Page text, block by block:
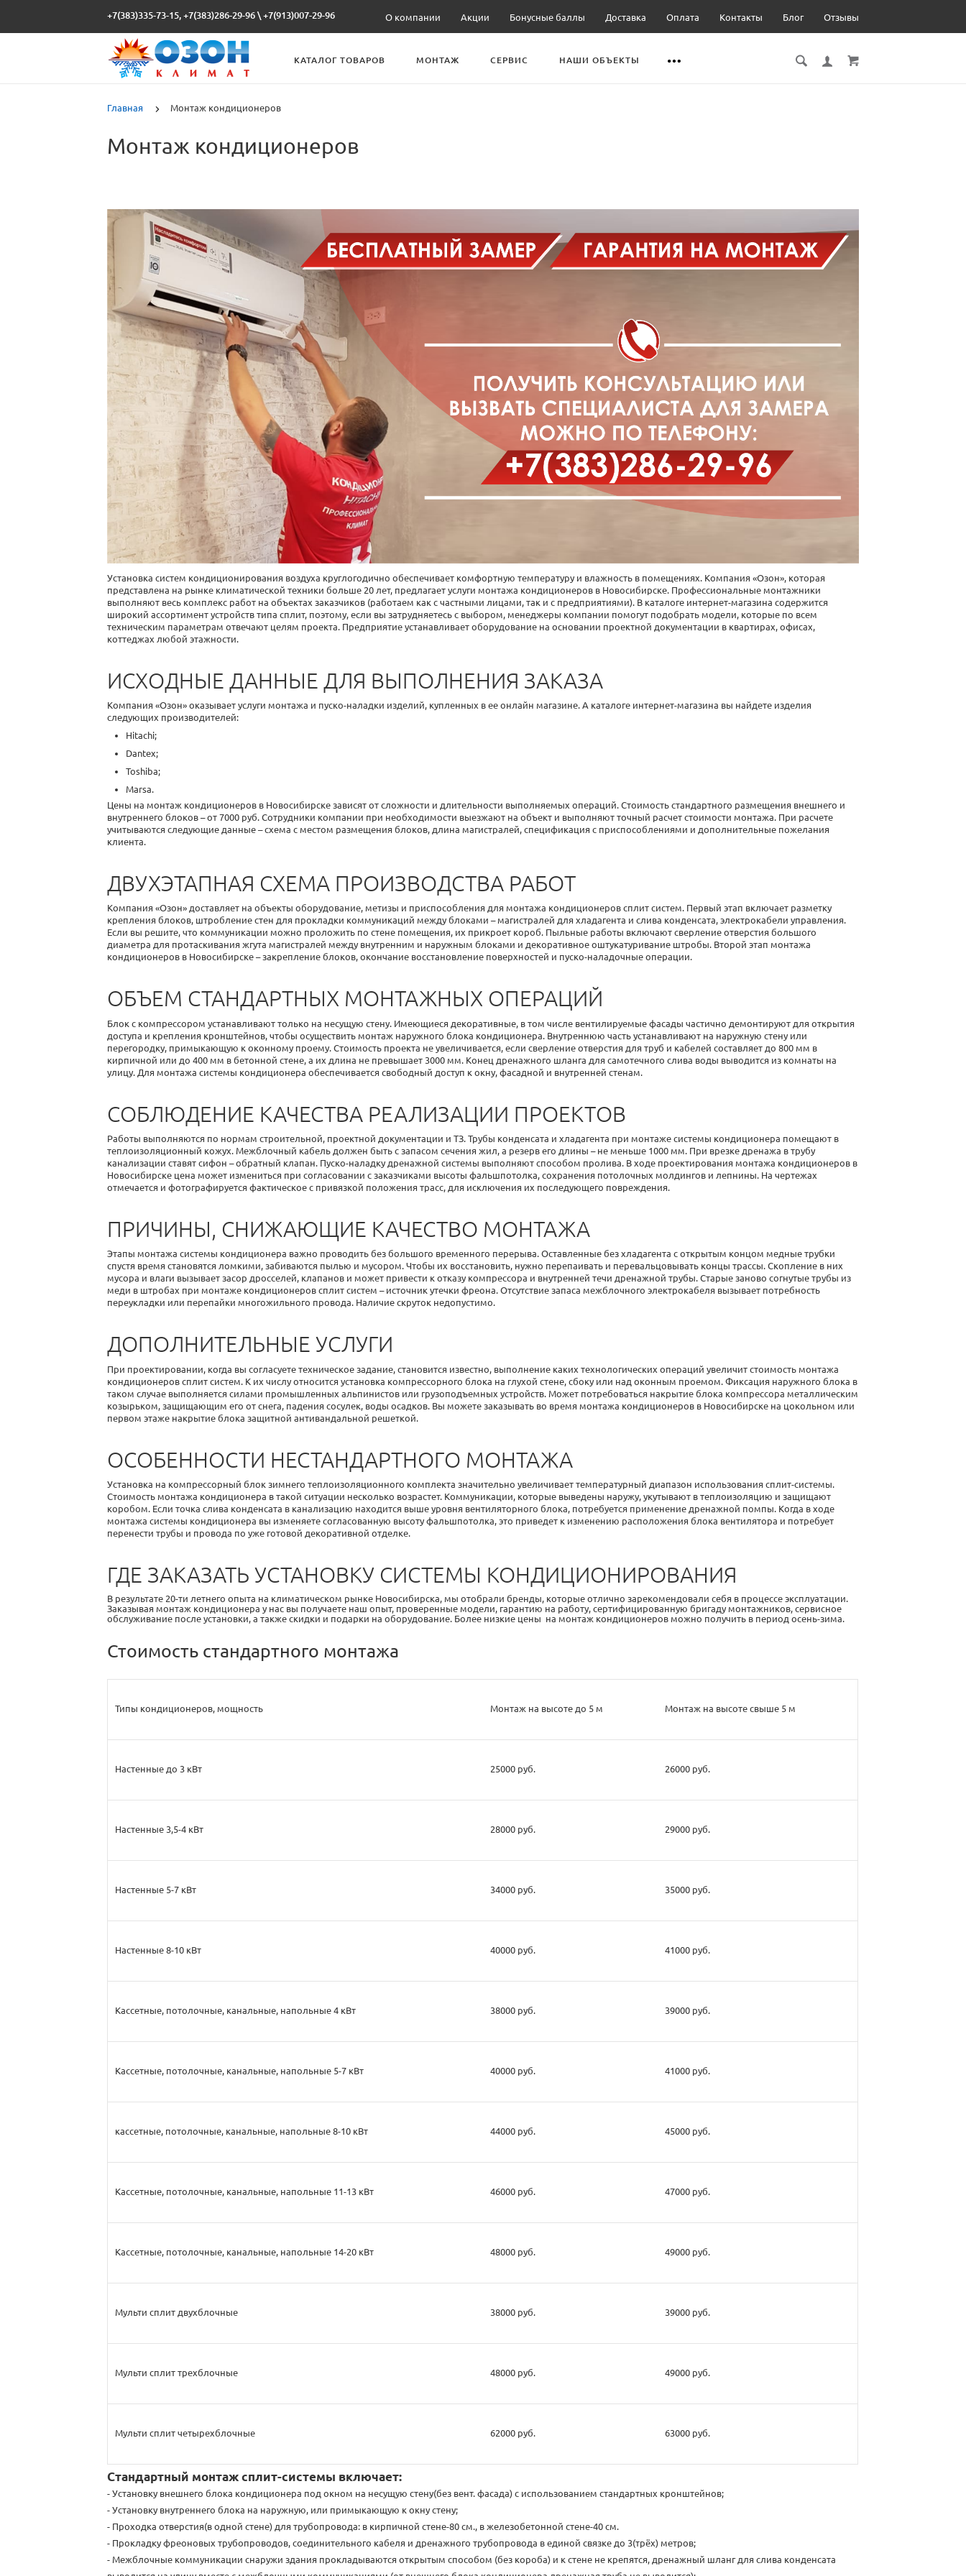
+7(383)335-73-15, +7(383)286-29-96 \+7(913)007-29-96 О компании Акции Бонусные баллы Доставка Оплата Контакты Блог Отзывы
КАТАЛОГ ТОВАРОВ МОНТАЖ СЕРВИС НАШИ ОБЪЕКТЫ
Главная Монтаж кондиционеров
Монтаж кондиционеров
Установка систем кондиционирования воздуха круглогодично обеспечивает комфортную температуру и влажность в помещениях. Компания «Озон», которая
представлена на рынке климатической техники больше 20 лет, предлагаетуслуги монтажа кондиционеров в Новосибирске Профессиональные монтажники
выполняют весь комплекс работ на объектах заказчиков (работаем как с частными лицами, так и с предприятиями). В каталоге интернет-магазина содержится
широкий ассортимент устройств типа сплит, поэтому, если вы затрудняетесь с выбором, менеджеры компании помогут подобрать модели, которые по всем
техническим параметрам отвечают целям проекта. Предприятиеустанавливает оборудование на основании проектной документации в квартирах , офисах,
коттеджах любой этажности.
ИСХОДНЫЕ ДАННЫЕ ДЛЯ ВЫПОЛНЕНИЯ ЗАКАЗА
Компания «Озон» оказывает услуги монтажа и пуско-наладки изделий, купленных в ее онлайн магазине. А каталоге интернет-магазина вы найдете изделия
следующих производителей:
Hitachi;
Dantex;
Toshiba;
Marsa.
Цены на монтаж кондиционеров в Новосибирскезависят отсложности и длительности выполняемых операций. Стоимостьстандартного размещения внешнего и
внутреннего блоков – от 7000 руб. Сотрудники компании при необходимости выезжают на объект и выполняют точный расчет стоимости монтажа. При расчете
учитываются следующие данные– схема с местом размещения блоков, длина магистралей, спецификация с приспособлениями и дополнительные пожелания
клиента.
ДВУХЭТАПНАЯ СХЕМА ПРОИЗВОДСТВА РАБОТ
Компания «Озон» доставляет на объекты оборудование, метизы и приспособления для монтажа кондиционеров сплит систем. Первыйэтап включает разметку
крепления блоков, штробление стен для прокладки коммуникаций между блоками – магистралей для хладагента и слива конденсата, электрокабели управления.
Если вы решите, что коммуникации можно проложить по стене помещения, их прикроет короб. Пыльные работы включают сверление отверстия большого
диаметра для протаскивания жгута магистралей между внутренним и наружным блоками и декоративное оштукатуривание штробы. Второй этап монтажа
кондиционеров в Новосибирске – закрепление блоков, окончание восстановление поверхностей и пуско-наладочные операции.
ОБЪЕМ СТАНДАРТНЫХ МОНТАЖНЫХ ОПЕРАЦИЙ
Блок с компрессором устанавливают только на несущую стену. Имеющиеся декоративные, в том числе вентилируемые фасады частично демонтируют для открытия
доступа и крепления кронштейнов, чтобы осуществить монтаж наружного блока кондиционера . Внутреннюю часть устанавливают на наружную стену или
перегородку, примыкающую к оконному проему. Стоимость проекта не увеличивается, если сверление отверстия для труб и кабелей составляет до 800 мм в
кирпичной или до 400 мм в бетонной стене, а их длина не превышает 3000 мм. Конец дренажного шланга для самотечного слива воды выводится из комнаты на
улицу. Для монтажа системы кондиционера обеспечивается свободный доступ к окну, фасадной и внутренней стенам.
СОБЛЮДЕНИЕ КАЧЕСТВА РЕАЛИЗАЦИИ ПРОЕКТОВ
Работы выполняются по нормам строительной, проектной документации и ТЗ. Трубы конденсата и хладагента при монтаже системы кондиционера помещают в
теплоизоляционный кожух. Межблочный кабель должен быть с запасом сечения жил, а резерв его длины – не меньше 1000 мм. При врезке дренажа в трубу
канализации ставят сифон – обратный клапан. Пуско-наладку дренажной системы выполняют способом пролива. В ходе проектирования монтажа кондиционеров в
Новосибирске цена может измениться при согласовании с заказчиками высоты фальшпотолка, сохранения потолочных молдингов и лепнины. На чертежах
отмечается и фотографируется фактическое с привязкой положения трасс, для исключения их последующего повреждения.
ПРИЧИНЫ, СНИЖАЮЩИЕ КАЧЕСТВО МОНТАЖА
Этапы монтажа системы кондиционера важно проводить без большого временного перерыва. Оставленные без хладагента с открытым концом медные трубки
спустя время становятся ломкими, забиваются пылью и мусором. Чтобы их восстановить, нужно перепаивать и перевальцовывать концы трассы. Скопление в них
мусора и влаги вызывает засор дросселей, клапанов и может привести к отказу компрессора и внутренней течи дренажной трубы. Старые заново согнутые трубы из
меди в штробах при монтаже кондиционеров сплит систем – источник утечки фреона. Отсутствие запаса межблочного электрокабеля вызывает потребность
переукладки или перепайки многожильного провода. Наличие скруток недопустимо.
ДОПОЛНИТЕЛЬНЫЕ УСЛУГИ
При проектировании, когда вы согласуете техническое задание, становится известно, выполнение каких технологических операций увеличит стоимость монтажа
кондиционеров сплит систем . К их числу относится установка компрессорного блока на глухой стене, сбоку или над оконным проемом. Фиксация наружного блока в
таком случае выполняется силами промышленных альпинистов или грузоподъемных устройств. Может потребоваться накрытие блока компрессора металлическим
козырьком, защищающим его от снега, падения сосулек, воды осадков. Вы можетезаказывать во время монтажа кондиционеров в Новосибирске на цокольном или
первом этаже накрытие блока защитной антивандальной решеткой.
ОСОБЕННОСТИ НЕСТАНДАРТНОГО МОНТАЖА
Установка на компрессорный блок зимнего теплоизоляционного комплекта значительно увеличивает температурный диапазон использования сплит-системы.
Стоимость монтажа кондиционера в такой ситуации несколько возрастет. Коммуникации, которые выведены наружу, укутывают в теплоизоляцию и защищают
коробом. Если точка слива конденсата в канализацию находится выше уровня вентиляторного блока, потребуется применение дренажной помпы. Когда в ходе
монтажа системы кондиционера вы изменяете согласованную высоту фальшпотолка, это приведет к изменению расположения блока вентилятора и потребует
перенести трубы и провода по уже готовой декоративной отделке.
ГДЕ ЗАКАЗАТЬ УСТАНОВКУ СИСТЕМЫ КОНДИЦИОНИРОВАНИЯ
В результате 20-ти летнего опыта на климатическом рынке Новосибирска, мы отобрали бренды, которые отлично зарекомендовали себя в процессе эксплуатации.
Заказывая монтаж кондиционера у нас вы получаете наш опыт, проверенные модели, гарантию на работу, сертифицированную бригаду монтажников, сервисное
обслуживание после установки, а также скидки и подарки на оборудование. Более низкие цены на монтаж кондиционеров можно получить в период осень-зима.
Стоимость стандартного монтажа
Типы кондиционеров, мощность Монтаж на высоте до 5 м Монтаж на высоте свыше 5 м
Настенные до 3 кВт 25000 руб. 26000 руб.
Настенные 3,5-4 кВт 28000 руб. 29000 руб.
Настенные 5-7 кВт 34000 руб. 35000 руб.
Настенные 8-10 кВт 40000 руб. 41000 руб.
Кассетные, потолочные, канальные, напольные 4 кВт 38000 руб. 39000 руб.
Кассетные, потолочные, канальные, напольные 5-7 кВт 40000 руб. 41000 руб.
кассетные, потолочные, канальные, напольные 8-10 кВт 44000 руб. 45000 руб.
Кассетные, потолочные, канальные, напольные 11-13 кВт 46000 руб. 47000 руб.
Кассетные, потолочные, канальные, напольные 14-20 кВт 48000 руб. 49000 руб.
Мульти сплит двухблочные 38000 руб. 39000 руб.
Мульти сплит трехблочные 48000 руб. 49000 руб.
Мульти сплит четырехблочные 62000 руб. 63000 руб.
Стандартный монтаж сплит-системы включает:
- Установку внешнего блока кондиционера под окном на несущую стену(без вент. фасада) с использованием стандартных кронштейнов;
- Установку внутреннего блока на наружную, или примыкающую к окну стену;
- Проходка отверстия(в одной стене) для трубопровода: в кирпичной стене-80 см., в железобетонной стене-40 см.
- Прокладку фреоновых трубопроводов, соединительного кабеля и дренажного трубопровода в единой связке до 3(трёх) метров;
- Межблочные коммуникации снаружи здания прокладываются открытым способом (без короба) и к стене не крепятся, дренажный шланг для слива конденсата